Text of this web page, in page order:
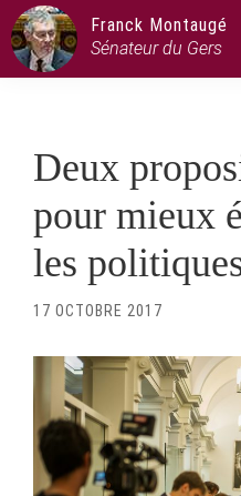
Passer
au
contenu
Passer
la
principale
Passer
au
pied
Franck Montaugé
Sénateur du Gers
Deux
pour mieux
les
17 OCTOBRE 2017